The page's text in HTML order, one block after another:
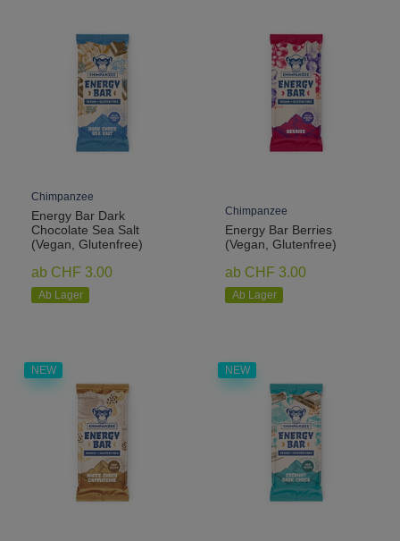
Chimpanzee
Energy Bar Dark
Chocolate Sea Salt
(Vegan, Glutenfree)
ab CHF 3.00
Ab Lager
Chimpanzee
Energy Bar Berries
(Vegan, Glutenfree)
ab CHF 3.00
Ab Lager
NEW NEW